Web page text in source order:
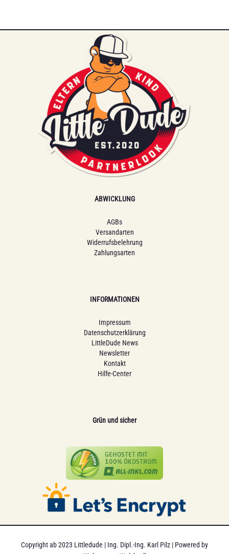
ABWICKLUNG
AGBs
Versandarten
Widerrufsbelehrung
Zahlungsarten
INFORMATIONEN
Impressum
Datenschutzerklärung
LittleDude News
Newsletter
Kontakt
Hilfe-Center
Grün und sicher
Copyright ab 2023 Littledude | Ing. Dipl.-Ing. Karl Pilz | Powered by